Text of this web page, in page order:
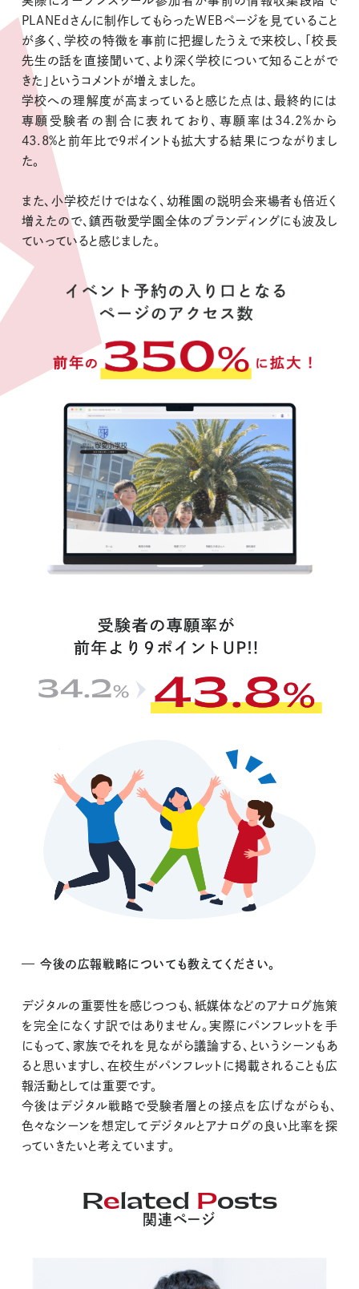
PLANEdさんに制作してもらったWEBページを見ていること
が多く、学校の特徴を事前に把握したうえで来校し、「校長
先生の話を直接聞いて、より深く学校について知ることがで
きた」というコメントが増えました。
学校への理解度が高まっていると感じた点は、最終的には
専願受験者の割合に表れており、専願率は34.2%から
43.8%と前年比で9ポイントも拡大する結果につながりまし
た。
また、小学校だけではなく、幼稚園の説明会来場者も倍近く
増えたので、鎮西敬愛学園全体のブランディングにも波及し
ていっていると感じました。
今後の広報戦略についても教えてください。
デジタルの重要性を感じつつも、紙媒体などのアナログ施策
を完全になくす訳ではありません。実際にパンフレットを手
にもって、家族でそれを見ながら議論する、というシーンもあ
ると思いますし、在校生がパンフレットに掲載されることも広
報活動としては重要です。
今後はデジタル戦略で受験者層との接点を広げながらも、
色々なシーンを想定してデジタルとアナログの良い比率を探
っていきたいと考えています。
Related Posts
関連ページ